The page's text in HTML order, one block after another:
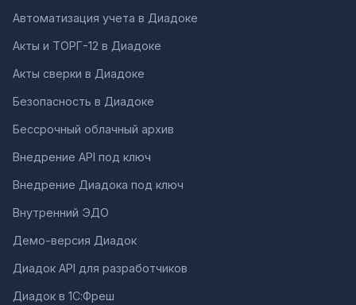
Автоматизация учета в Диадоке
Акты и ТОРГ-12 в Диадоке
Акты сверки в Диадоке
Безопасность в Диадоке
Бессрочный облачный архив
Внедрение API под ключ
Внедрение Диадока под ключ
Внутренний ЭДО
Демо-версия Диадок
Диадок API для разработчиков
Диадок в 1С:Фреш